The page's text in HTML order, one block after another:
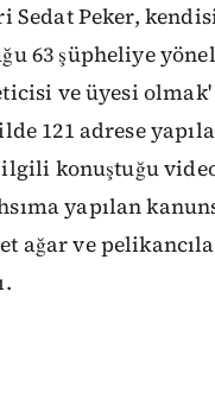
Sedat Peker,
63 şüpheliye
ve üyesi olmak'
121 adrese
konuştuğu
yapılan
ağar ve